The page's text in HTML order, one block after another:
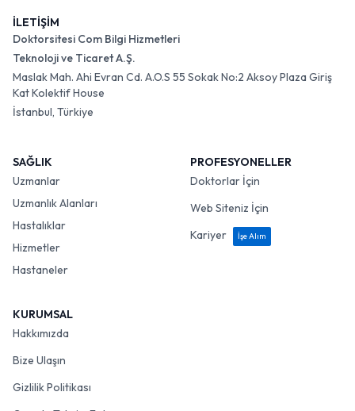
İLETİŞİM
Doktorsitesi Com Bilgi Hizmetleri
Teknoloji ve Ticaret A.Ş.
Maslak Mah. Ahi Evran Cd. A.O.S 55 Sokak No:2 Aksoy Plaza Giriş
Kat Kolektif House
İstanbul, Türkiye
SAĞLIK
Uzmanlar
Uzmanlık Alanları
Hastalıklar
Hizmetler
Hastaneler
PROFESYONELLER
Doktorlar İçin
Web Siteniz İçin
Kariyer
İşe Alım
KURUMSAL
Hakkımızda
Bize Ulaşın
Gizlilik Politikası